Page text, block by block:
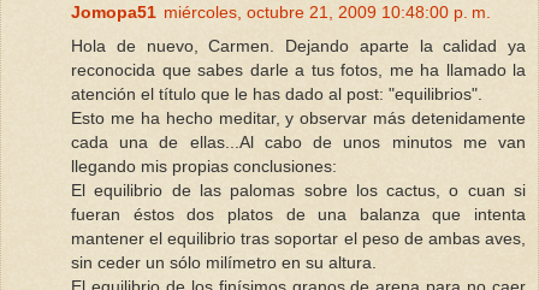
Jomopa51 miércoles, octubre 21, 2009 10:48:00 p. m.
Hola de nuevo, Carmen. Dejando aparte la calidad ya
reconocida que sabes darle a tus fotos, me ha llamado la
atención el título que le has dado al post: "equilibrios".
Esto me ha hecho meditar, y observar más detenidamente
cada una de ellas...Al cabo de unos minutos me van
llegando mis propias conclusiones:
El equilibrio de las palomas sobre los cactus, o cuan si
fueran éstos dos platos de una balanza que intenta
mantener el equilibrio tras soportar el peso de ambas aves,
sin ceder un sólo milímetro en su altura.